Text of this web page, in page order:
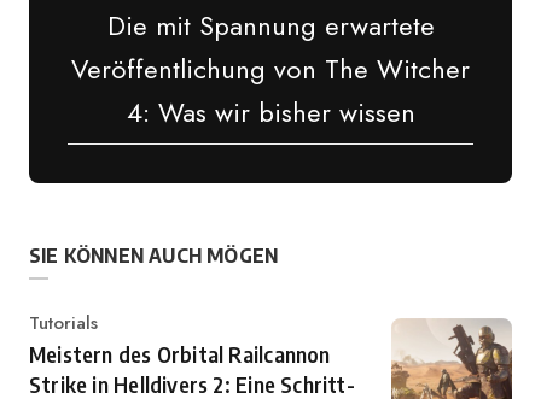
Die mit Spannung erwartete
Veröffentlichung von The Witcher
4: Was wir bisher wissen
SIE KÖNNEN AUCH MÖGEN
Kategorie
Tutorials
Meistern des Orbital Railcannon
Strike in Helldivers 2: Eine Schritt-